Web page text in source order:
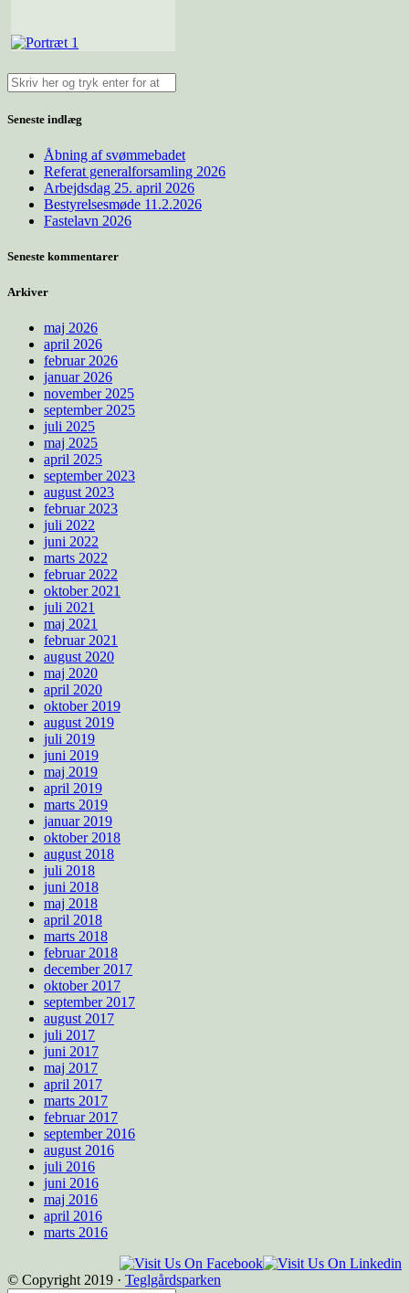
Seneste indlæg
Åbning af svømmebadet
Referat generalforsamling 2026
Arbejdsdag 25. april 2026
Bestyrelsesmøde 11.2.2026
Fastelavn 2026
Seneste kommentarer
Arkiver
maj 2026
april 2026
februar 2026
januar 2026
november 2025
september 2025
juli 2025
maj 2025
april 2025
september 2023
august 2023
februar 2023
juli 2022
juni 2022
marts 2022
februar 2022
oktober 2021
juli 2021
maj 2021
februar 2021
august 2020
maj 2020
april 2020
oktober 2019
august 2019
juli 2019
juni 2019
maj 2019
april 2019
marts 2019
januar 2019
oktober 2018
august 2018
juli 2018
juni 2018
maj 2018
april 2018
marts 2018
februar 2018
december 2017
oktober 2017
september 2017
august 2017
juli 2017
juni 2017
maj 2017
april 2017
marts 2017
februar 2017
september 2016
august 2016
juli 2016
juni 2016
maj 2016
april 2016
marts 2016
© Copyright 2019 · Teglgårdsparken